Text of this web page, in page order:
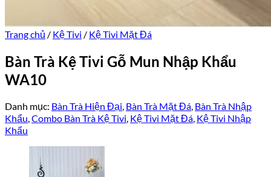
Trang chủ / Kệ Tivi / Kệ Tivi Mặt Đá
Bàn Trà Kệ Tivi Gỗ Mun Nhập Khẩu
WA10
Danh mục: Bàn Trà Hiện Đại, Bàn Trà Mặt Đá, Bàn Trà Nhập
Khẩu,Combo Bàn Trà Kệ Tivi, Kệ Tivi Mặt Đá, Kệ Tivi Nhập
Khẩu